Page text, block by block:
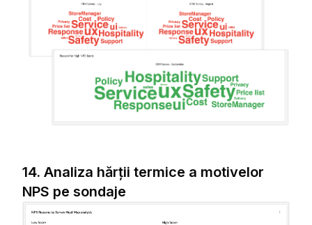
14. Analiza hărții termice a motivelor
NPS pe sondaje